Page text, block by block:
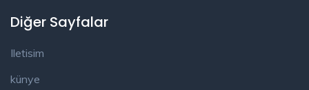
Diğer Sayfalar
Iletisim
künye